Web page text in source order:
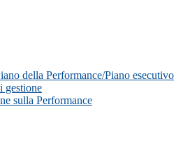
della Performance/Piano esecutivo
gestione
sulla Performance